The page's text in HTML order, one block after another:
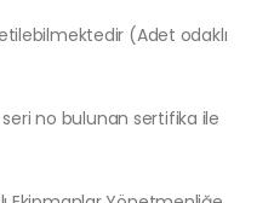
(Adet odaklı
no bulunan sertifika ile